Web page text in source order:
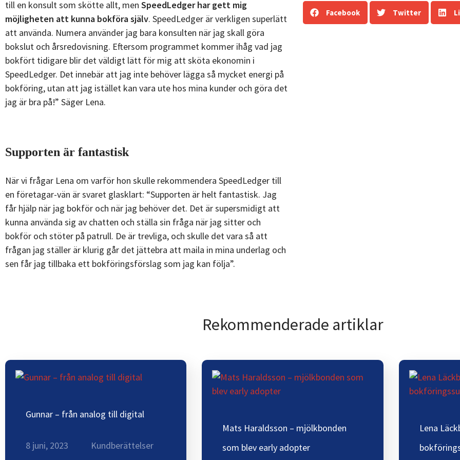
till en konsult som skötte allt, men SpeedLedger har gett mig
möjligheten att kunna bokföra själv. SpeedLedger är verkligen superlätt
att använda. Numera använder jag bara konsulten när jag skall göra
bokslut och årsredovisning. Eftersom programmet kommer ihåg vad jag
bokfört tidigare blir det väldigt lätt för mig att sköta ekonomin i
SpeedLedger. Det innebär att jag inte behöver lägga så mycket energi på
bokföring, utan att jag istället kan vara ute hos mina kunder och göra det
jag är bra på!” Säger Lena.
Supporten är fantastisk
När vi frågar Lena om varför hon skulle rekommendera SpeedLedger till
en företagar-vän är svaret glasklart: “Supporten är helt fantastisk. Jag
får hjälp när jag bokför och när jag behöver det. Det är supersmidigt att
kunna använda sig av chatten och ställa sin fråga när jag sitter och
bokför och stöter på patrull. De är trevliga, och skulle det vara så att
frågan jag ställer är klurig går det jättebra att maila in mina underlag och
sen får jag tillbaka ett bokföringsförslag som jag kan följa”.
Facebook Twitter
Rekommenderade artiklar
Gunnar – från analog till digital
8 juni, 2023 Kundberättelser
Mats Haraldsson – mjölkbonden
som blev early adopter
Lena